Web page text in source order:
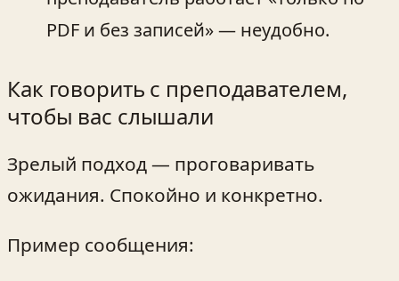
PDF и без записей» — неудобно.
Как говорить с преподавателем,
чтобы вас слышали
Зрелый подход — проговаривать
ожидания. Спокойно и конкретно.
Пример сообщения: